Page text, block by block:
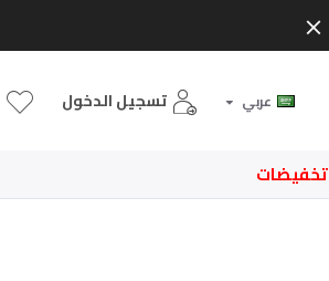
عربي تسجيل الدخول
تخفيضات